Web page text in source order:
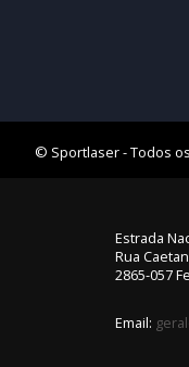
Novidades /
Promoções
© Sportlaser - Todos
Estrada
Rua
2865-057
Email: